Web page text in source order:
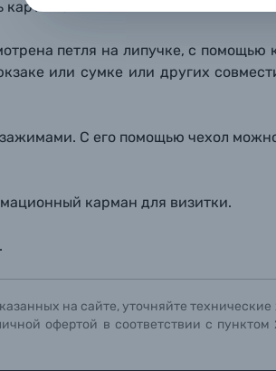
файл
кнопку «Отправить вопрос» я даю: Согласие на
файл
кнопку «Отправить вопрос» я даю: Согласие на
памяти.
петля на липучке, с помощью
или сумке или других
С его помощью чехол
карман для визитки.
на сайте, уточняйте
офертой в соответствии с
файл
кнопку «Отправить вопрос» я даю: Согласие на